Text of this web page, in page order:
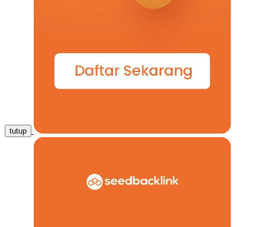
tutup